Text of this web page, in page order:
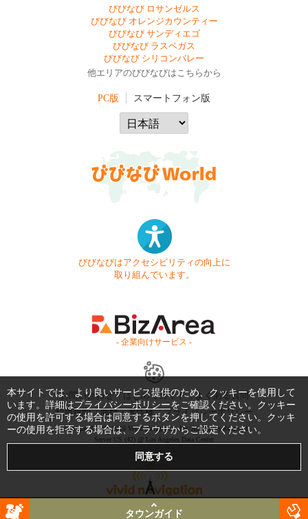
びびなび ロサンゼルス
びびなび オレンジカウンティー
びびなび サンディエゴ
びびなび ラスベガス
びびなび シリコンバレー
他エリアのびびなびはこちらから
PC版 スマートフォン版
びびなびはアクセシビリティの向上に
取り組んでいます。
- 企業向けサービス -
お問い合わせ はじめてガイド
よくある質問
利用規約
商標・著作権 プライバシーポリシー
Copyright © 1999-2026 Vivid Navigation, Inc. All Rights Reserved.
Server US (42) @ Los Angeles Data Center
タウンガイド
本サイトでは、より良いサービス提供のため、クッキーを使用して
います。詳細はプライバシーポリシーをご確認ください。クッキー
の使用を許可する場合は同意するボタンを押してください。クッキ
ーの使用を拒否する場合は、ブラウザからご設定ください。